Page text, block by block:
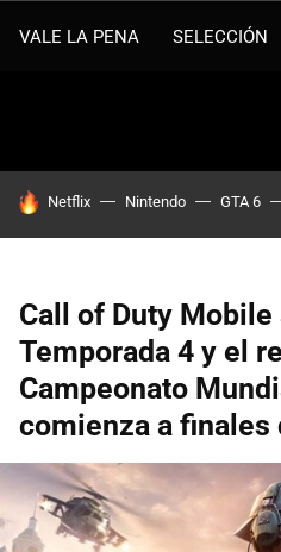
VALE LA PENA SELECCIÓN
HOY SE HABLA DE
Netflix Nintendo GTA 6
Call of Duty Mobile
Temporada 4 y el
Campeonato
comienza a finales